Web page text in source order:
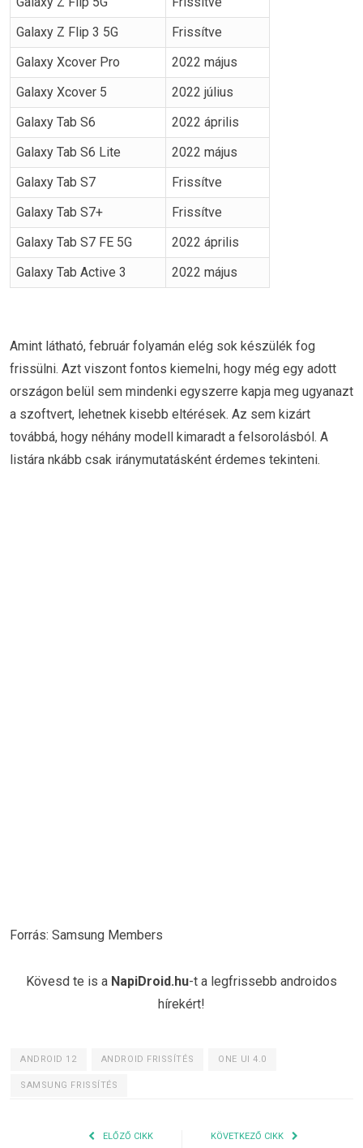
Galaxy Z Flip 3 5G
Frissítve
Galaxy Xcover Pro
2022 május
Galaxy Xcover 5
2022 július
Galaxy Tab S6
2022 április
Galaxy Tab S6 Lite
2022 május
Galaxy Tab S7
Frissítve
Galaxy Tab S7+
Frissítve
Galaxy Tab S7 FE 5G
2022 április
Galaxy Tab Active 3
2022 május
Amint látható, február folyamán elég sok készülék fog
frissülni. Azt viszont fontos kiemelni, hogy még egy adott
országon belül sem mindenki egyszerre kapja meg ugyanazt
a szoftvert, lehetnek kisebb eltérések. Az sem kizárt
továbbá, hogy néhány modell kimaradt a felsorolásból. A
listára nkább csak iránymutatásként érdemes tekinteni.
Forrás: Samsung Members
Kövesd te is a NapiDroid.hu-t a legfrissebb androidos
hírekért!
ANDROID 12 ANDROID FRISSÍTÉS ONE UI 4.0
SAMSUNG FRISSÍTÉS
ELŐZŐ CIKK KÖVETKEZŐ CIKK